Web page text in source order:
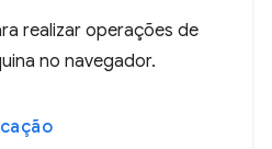
realizar operações de
no navegador.